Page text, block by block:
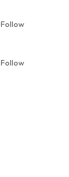
Follow
Follow